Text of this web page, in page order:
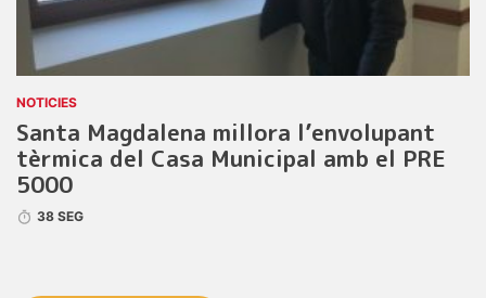
NOTICIES
Santa Magdalena millora l’envolupant
tèrmica del Casa Municipal amb el PRE
5000
38 SEG